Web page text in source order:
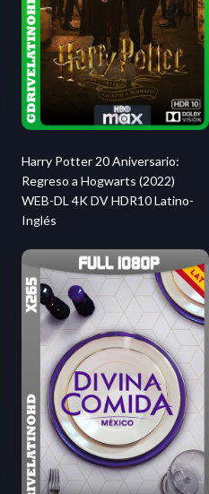
Harry Potter 20 Aniversario:
Regreso a Hogwarts (2022)
WEB-DL 4K DV HDR10 Latino-
Inglés